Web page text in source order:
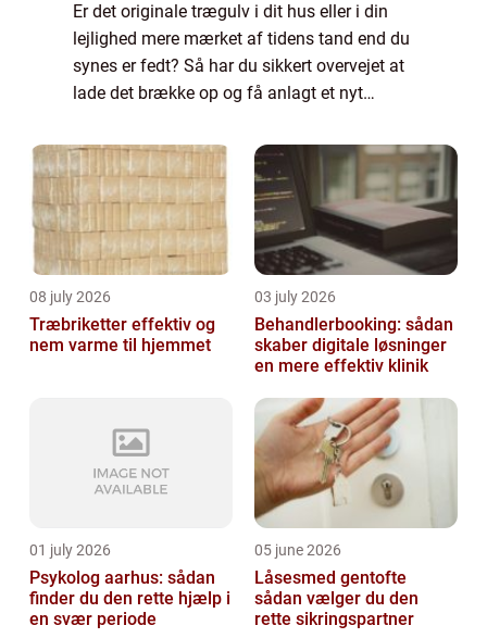
Er det originale trægulv i dit hus eller i din
lejlighed mere mærket af tidens tand end du
synes er fedt? Så har du sikkert overvejet at
lade det brække op og få anlagt et nyt
08 july 2026
Træbriketter effektiv og
nem varme til hjemmet
03 july 2026
Behandlerbooking: sådan
skaber digitale løsninger
en mere effektiv klinik
01 july 2026
Psykolog aarhus: sådan
finder du den rette hjælp i
en svær periode
05 june 2026
Låsesmed gentofte
sådan vælger du den
rette sikringspartner